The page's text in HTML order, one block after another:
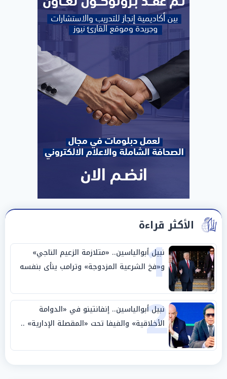
الأكثر قراءة
1
نبيل أبوالياسين.. «متلازمة الزعيم الناجي»
و«فخ الشرعية المزدوجة» وترامب ينأى بنفسه
وحليفه في «ميتم استراتيجي»
2
نبيل أبوالياسين.. إنفانتينو في «الدوامة
الأخلاقية» والفيفا تحت «المقصلة الإدارية» ..
«عبادة العرش وجنازة المصداقية»